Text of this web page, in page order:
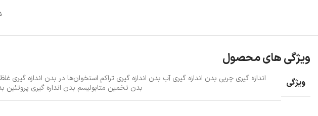
ویژگی های محصول
ویژگی
اندازه گیری چربی بدن اندازه گیری آب بدن اندازه گیری تراکم استخوان‌ها در بدن اندازه گیری
بدن تخمین متابولیسم بدن انداره گیری پروتئین